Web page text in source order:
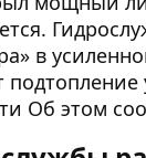
в
подтопление
Об этом